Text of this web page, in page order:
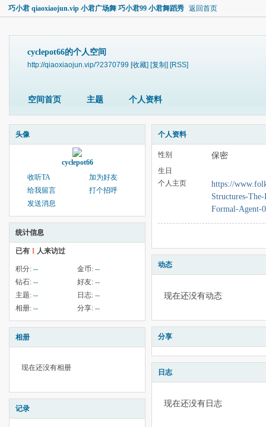
巧小君 qiaoxiaojun.vip 小君广场舞 巧小君99 小君舞蹈秀 返回首页
cyclepot66的个人空间
http://qiaoxiaojun.vip/?2370799 [收藏] [复制] [RSS]
空间首页 主题 个人资料
头像
cyclepot66
收听TA
加为好友
给我留言
打个招呼
发送消息
统计信息
已有 1 人来访过
积分: -- 金币: --
钻石: -- 好友: --
主题: -- 日志: --
相册: -- 分享: --
相册
现在还没有相册
记录
个人资料
性别 保密
生日
个人主页
https://
Structures-
Formal-Agent-
动态
现在还没有动态
分享
日志
现在还没有日志